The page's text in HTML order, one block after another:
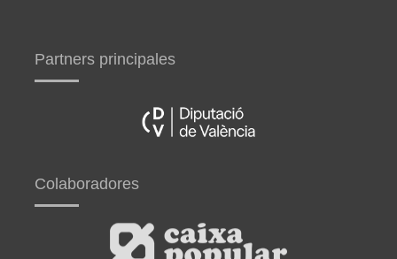
Partners principales
Colaboradores